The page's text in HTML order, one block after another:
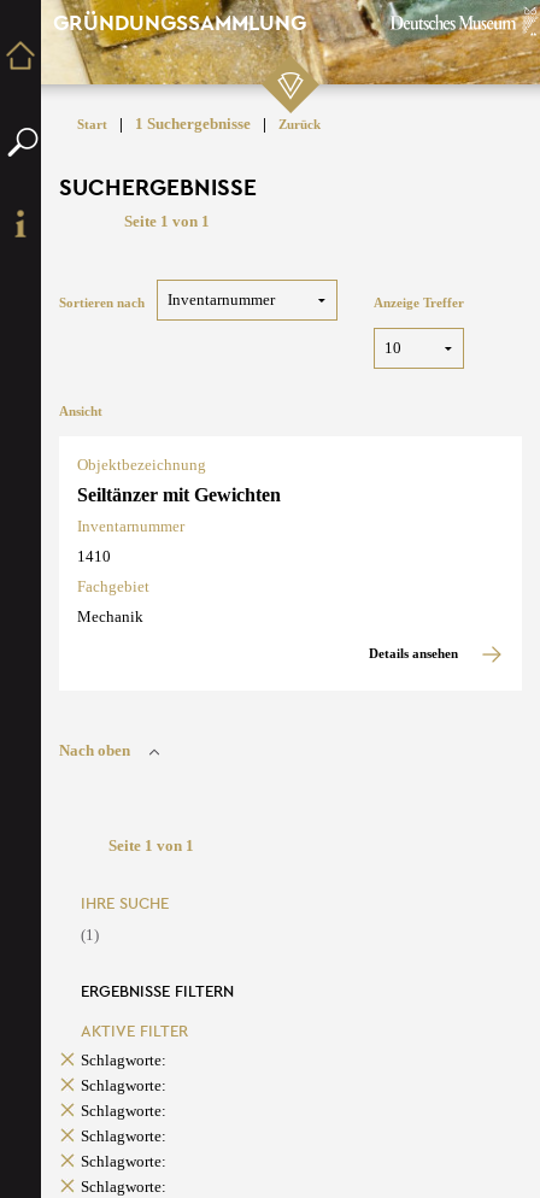
GRÜNDUNGSSAMMLUNG
Start | 1 Suchergebnisse | Zurück
SUCHERGEBNISSE
Seite 1 von 1
Sortieren nach Anzeige Treffer
Ansicht
Objektbezeichnung
Seiltänzer mit Gewichten
Inventarnummer
1410
Fachgebiet
Mechanik
Details ansehen
Nach oben
Seite 1 von 1
IHRE SUCHE
(1)
ERGEBNISSE FILTERN
AKTIVE FILTER
Schlagworte:
Schlagworte:
Schlagworte:
Schlagworte:
Schlagworte:
Schlagworte: